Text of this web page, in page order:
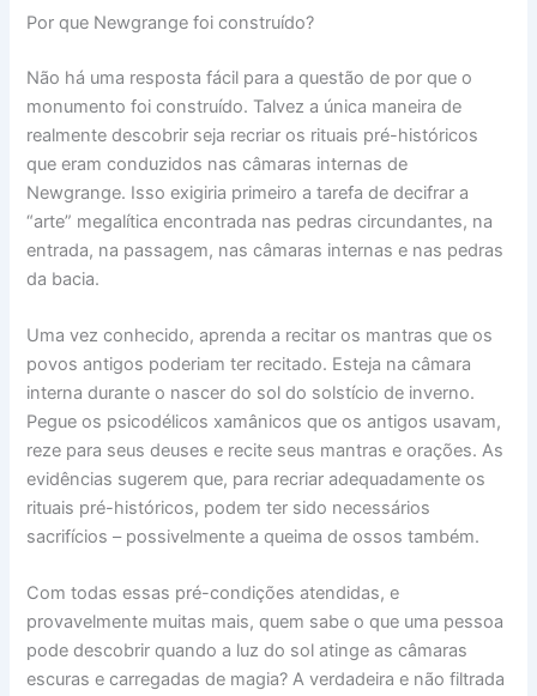
Por que Newgrange foi construído?
Não há uma resposta fácil para a questão de por que o
monumento foi construído. Talvez a única maneira de
realmente descobrir seja recriar os rituais pré-históricos
que eram conduzidos nas câmaras internas de
Newgrange. Isso exigiria primeiro a tarefa de decifrar a
“arte” megalítica encontrada nas pedras circundantes, na
entrada, na passagem, nas câmaras internas e nas pedras
da bacia.
Uma vez conhecido, aprenda a recitar os mantras que os
povos antigos poderiam ter recitado. Esteja na câmara
interna durante o nascer do sol do solstício de inverno.
Pegue os psicodélicos xamânicos que os antigos usavam,
reze para seus deuses e recite seus mantras e orações. As
evidências sugerem que, para recriar adequadamente os
rituais pré-históricos, podem ter sido necessários
sacrifícios – possivelmente a queima de ossos também.
Com todas essas pré-condições atendidas, e
provavelmente muitas mais, quem sabe o que uma pessoa
pode descobrir quando a luz do sol atinge as câmaras
escuras e carregadas de magia? A verdadeira e não filtrada